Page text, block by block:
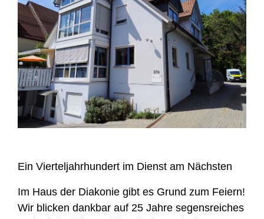
Ein Vierteljahrhundert im Dienst am Nächsten
Im Haus der Diakonie gibt es Grund zum Feiern!
Wir blicken dankbar auf 25 Jahre segensreiches